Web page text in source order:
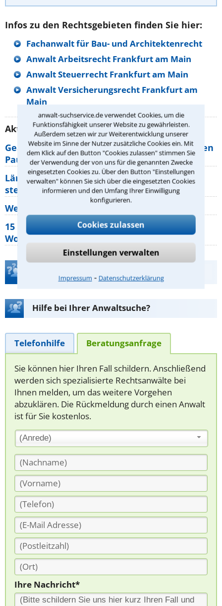
anwalt-suchservice.de verwendet Cookies, um die
Funktionsfähigkeit unserer Website zu gewährleisten.
Außerdem setzen wir zur Weiterentwicklung unserer
Website im Sinne der Nutzer zusätzliche Cookies ein. Mit
dem Klick auf den Button "Cookies zulassen" stimmen Sie
der Verwendung der von uns für die genannten Zwecke
eingesetzten Cookies zu. Über den Button "Einstellungen
verwalten" können Sie sich über die eingesetzten Cookies
informieren und den Umfang Ihrer Einwilligung
konfigurieren.
Cookies zulassen
Einstellungen verwalten
Impressum ⁃ Datenschutzerklärung
Infos zu den Rechtsgebieten finden Sie hier:
Fachanwalt für Bau- und Architektenrecht
Anwalt Arbeitsrecht Frankfurt am Main
Anwalt Steuerrecht Frankfurt am Main
Anwalt Versicherungsrecht Frankfurt am
Main
Aktuelle Rechtstipps unserer Redaktion
Geänderte Abflugzeiten: Welche Rechte haben
Pauschalurlauber?
Lärm von den Nachbarn: Welche Rechte
stehen mir zu?
Wer muss Zweitwohnungssteuer zahlen?
15 elementare Rechte, die jeder
Wohnungseigentümer kennen sollte
Hilfe bei Ihrer Anwaltsuche?
Telefonhilfe Beratungsanfrage
Sie können hier Ihren Fall schildern. Anschließend
werden sich spezialisierte Rechtsanwälte bei
Ihnen melden, um das weitere Vorgehen
abzuklären. Die Rückmeldung durch einen Anwalt
ist für Sie kostenlos.
(Anrede)
Ihre Nachricht*